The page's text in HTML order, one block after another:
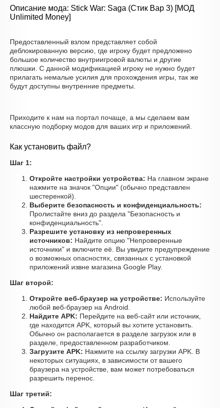
Описание мода: Stick War: Saga (Стик Вар 3) [МОД
Unlimited Money]
Предоставленный взлом представляет собой
деблокированную версию, где игроку будет предложено
большое количество внутриигровой валюты и другие
плюшки. С данной модификацией игроку не нужно будет
прилагать немалые усилия для прохождения игры, так же
будут доступны внутренние предметы.
Приходите к нам на портал почаще, а мы сделаем вам
классную подборку модов для ваших игр и приложений.
Как установить файл?
Шаг 1:
Откройте настройки устройства: На главном экране
нажмите на значок "Опции" (обычно представлен
шестеренкой).
Выберите безопасность и конфиденциальность:
Пролистайте вниз до раздела "Безопасность и
конфиденциальность".
Разрешите установку из непроверенных
источников: Найдите опцию "Непроверенные
источники" и включите её. Вы увидите предупреждение
о возможных опасностях, связанных с установкой
приложений извне магазина Google Play.
Шаг второй:
Откройте веб-браузер на устройстве: Используйте
любой веб-браузер на Android.
Найдите APK: Перейдите на веб-сайт или источник,
где находится APK, который вы хотите установить.
Обычно он располагается в разделе загрузок или в
разделе, предоставленном разработчиком.
Загрузите APK: Нажмите на ссылку загрузки APK. В
некоторых ситуациях, в зависимости от вашего
браузера на устройстве, вам может потребоваться
разрешить перенос.
Шаг третий: